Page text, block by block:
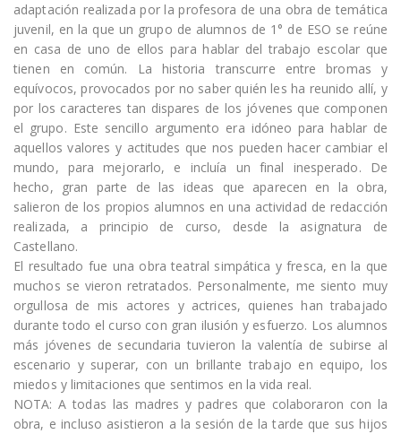
adaptación realizada por la profesora de una obra de temática
juvenil, en la que un grupo de alumnos de 1° de ESO se reúne
en casa de uno de ellos para hablar del trabajo escolar que
tienen en común. La historia transcurre entre bromas y
equívocos, provocados por no saber quién les ha reunido allí, y
por los caracteres tan dispares de los jóvenes que componen
el grupo. Este sencillo argumento era idóneo para hablar de
aquellos valores y actitudes que nos pueden hacer cambiar el
mundo, para mejorarlo, e incluía un final inesperado. De
hecho, gran parte de las ideas que aparecen en la obra,
salieron de los propios alumnos en una actividad de redacción
realizada, a principio de curso, desde la asignatura de
Castellano.
El resultado fue una obra teatral simpática y fresca, en la que
muchos se vieron retratados. Personalmente, me siento muy
orgullosa de mis actores y actrices, quienes han trabajado
durante todo el curso con gran ilusión y esfuerzo. Los alumnos
más jóvenes de secundaria tuvieron la valentía de subirse al
escenario y superar, con un brillante trabajo en equipo, los
miedos y limitaciones que sentimos en la vida real.
NOTA: A todas las madres y padres que colaboraron con la
obra, e incluso asistieron a la sesión de la tarde que sus hijos